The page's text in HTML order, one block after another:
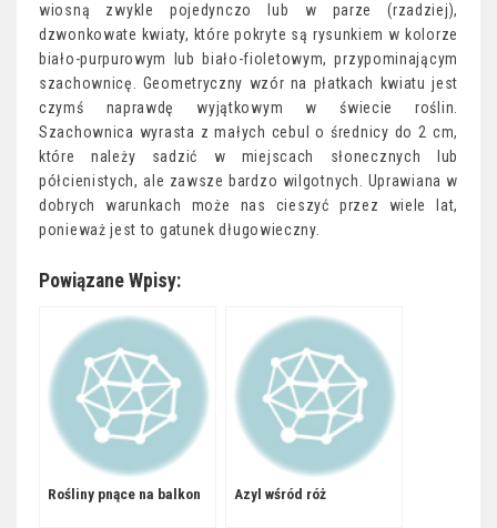
wiosną zwykle pojedynczo lub w parze (rzadziej),
dzwonkowate kwiaty, które pokryte są rysunkiem w kolorze
biało-purpurowym lub biało-fioletowym, przypominającym
szachownicę. Geometryczny wzór na płatkach kwiatu jest
czymś naprawdę wyjątkowym w świecie roślin.
Szachownica wyrasta z małych cebul o średnicy do 2 cm,
które należy sadzić w miejscach słonecznych lub
półcienistych, ale zawsze bardzo wilgotnych. Uprawiana w
dobrych warunkach może nas cieszyć przez wiele lat,
ponieważ jest to gatunek długowieczny.
Powiązane Wpisy:
Rośliny pnące na balkon Azyl wśród róż